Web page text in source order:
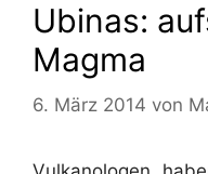
Ubinas:
Magma
6. März 2014 von